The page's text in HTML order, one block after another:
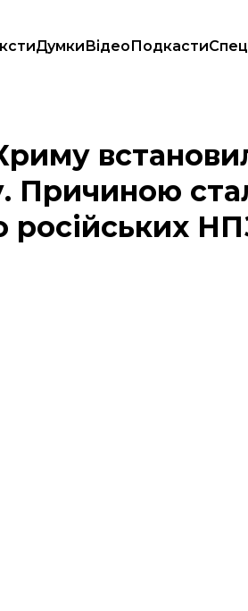
ДумкиВідеоПодкасти
бензину. Причиною стали атаки
Причиною
російських